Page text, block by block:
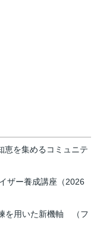
恵を集めるコミュニテ
ザー養成講座（2026
を用いた新機軸 （フ